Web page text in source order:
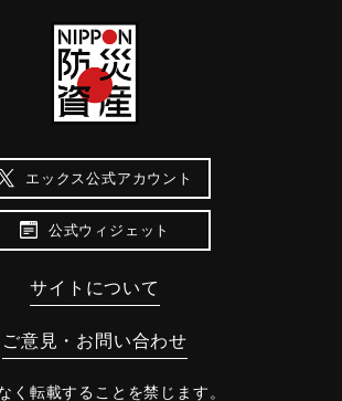
エックス公式アカウント
公式ウィジェット
サイトについて
ご意見・お問い合わせ
く転載することを禁じます。